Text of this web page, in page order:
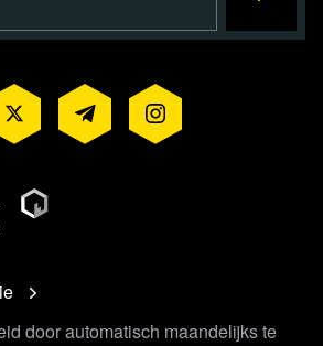
Kompas waar alles
omschreven en ook de bijwerkingen
door automatisch maandelijks te